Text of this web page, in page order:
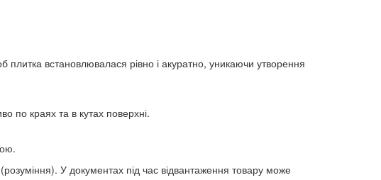
плитка встановлювалася рівно і акуратно, уникаючи утворення
по краях та в кутах поверхні.
У документах під час відвантаження товару може